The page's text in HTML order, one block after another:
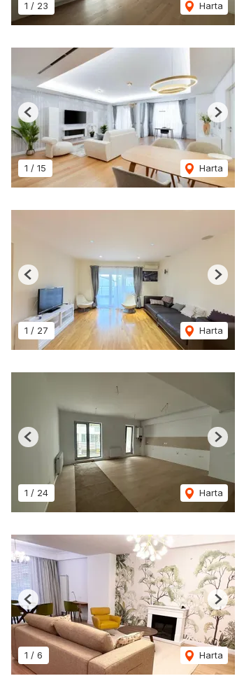
1 / 23 Harta
1 / 15 Harta
Previous Next
1 / 27 Harta
Previous Next
1 / 24 Harta
Previous Next
1 / 6 Harta
Previous Next